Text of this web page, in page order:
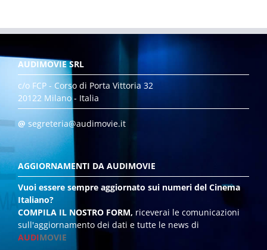
AUDIMOVIE SRL
c/o FCP - Corso di Porta Vittoria 32
20122 Milano - Italia
@ segreteria@audimovie.it
AGGIORNAMENTI DA AUDIMOVIE
Vuoi essere sempre aggiornato sui numeri del Cinema
Italiano?
COMPILA IL NOSTRO FORM, riceverai le comunicazioni
sull'aggiornamento dei dati e tutte le news di
AUDIMOVIE